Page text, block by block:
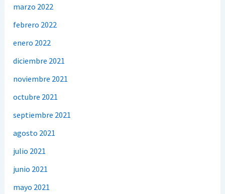
marzo 2022
febrero 2022
enero 2022
diciembre 2021
noviembre 2021
octubre 2021
septiembre 2021
agosto 2021
julio 2021
junio 2021
mayo 2021